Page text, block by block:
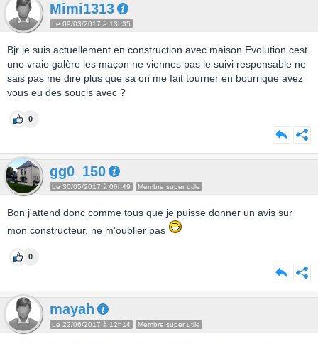
Mimi1313
Le 09/03/2017 à 13h35
Bjr je suis actuellement en construction avec maison Evolution cest
une vraie galère les maçon ne viennes pas le suivi responsable ne
sais pas me dire plus que sa on me fait tourner en bourrique avez
vous eu des soucis avec ?
0
gg0_150
Le 30/05/2017 à 06h49 Membre super utile
Bon j'attend donc comme tous que je puisse donner un avis sur
mon constructeur, ne m'oublier pas
0
mayah
Le 22/06/2017 à 12h14 Membre super utile